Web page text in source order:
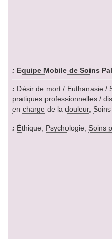
Equipe Mobile de Soins
Désir de mort / Euthanasie /
pratiques professionnelles /
en charge de la douleur,
Éthique Psychologie Soins